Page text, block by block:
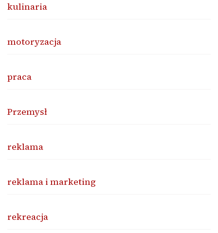
kulinaria
motoryzacja
praca
Przemysł
reklama
reklama i marketing
rekreacja